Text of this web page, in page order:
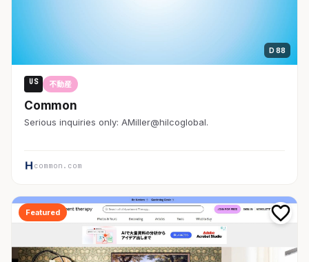
D 88
US 不動産
Common
Serious inquiries only: AMiller@hilcoglobal.
common.com
Featured